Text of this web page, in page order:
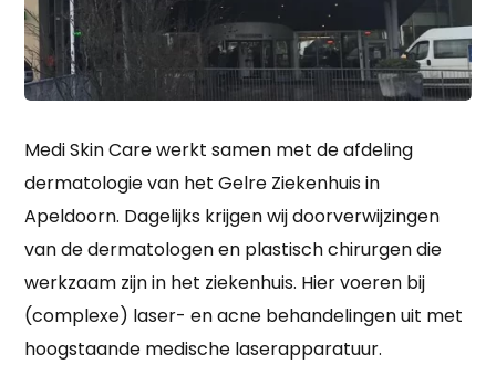
Medi Skin Care werkt samen met de afdeling
dermatologie van het Gelre Ziekenhuis in
Apeldoorn. Dagelijks krijgen wij doorverwijzingen
van de dermatologen en plastisch chirurgen die
werkzaam zijn in het ziekenhuis. Hier voeren bij
(complexe) laser- en acne behandelingen uit met
hoogstaande medische laserapparatuur.